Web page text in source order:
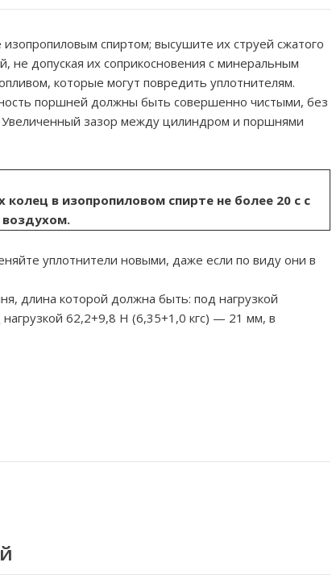
спиртом; высушите их струей сжатого
не допуская их соприкосновения с минеральным
которые могут повредить уплотнителям.
поршней должны быть совершенно чистыми, без
зазор между цилиндром и поршнями
в изопропиловом спирте не более 20 с с
уплотнители новыми, даже если по виду они в
длина которой должна быть: под нагрузкой
62,2+9,8 Н (6,35+1,0 кгс) — 21 мм, в